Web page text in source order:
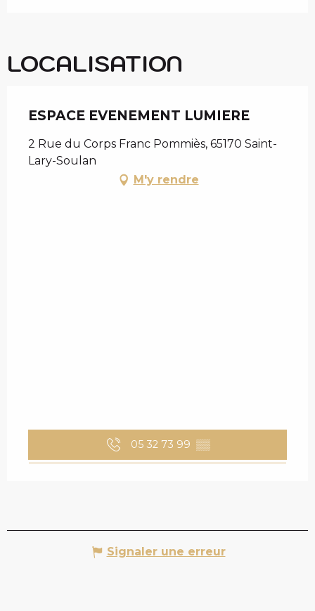
LOCALISATION
ESPACE EVENEMENT LUMIERE
2 Rue du Corps Franc Pommiès, 65170 Saint-
Lary-Soulan
M'y rendre
05 32 73 99 ▒▒
Signaler une erreur